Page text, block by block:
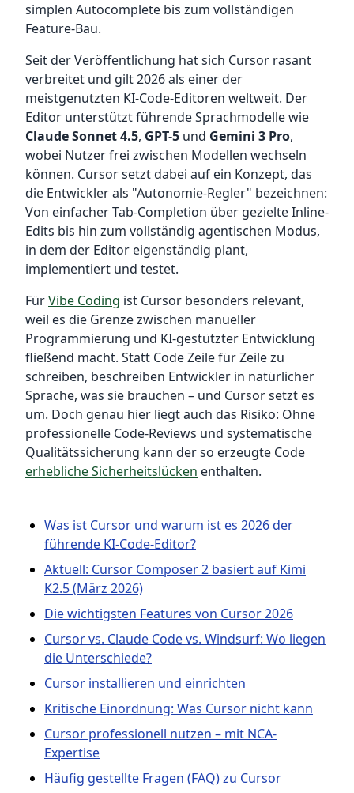
simplen Autocomplete bis zum vollständigen
Feature-Bau.
Seit der Veröffentlichung hat sich Cursor rasant
verbreitet und gilt 2026 als einer der
meistgenutzten KI-Code-Editoren weltweit. Der
Editor unterstützt führende Sprachmodelle wie
Claude Sonnet 4.5, GPT-5 und Gemini 3 Pro,
wobei Nutzer frei zwischen Modellen wechseln
können. Cursor setzt dabei auf ein Konzept, das
die Entwickler als "Autonomie-Regler" bezeichnen:
Von einfacher Tab-Completion über gezielte Inline-
Edits bis hin zum vollständig agentischen Modus,
in dem der Editor eigenständig plant,
implementiert und testet.
FürVibe Coding ist Cursor besonders relevant,
weil es die Grenze zwischen manueller
Programmierung und KI-gestützter Entwicklung
fließend macht. Statt Code Zeile für Zeile zu
schreiben, beschreiben Entwickler in natürlicher
Sprache, was sie brauchen – und Cursor setzt es
um. Doch genau hier liegt auch das Risiko: Ohne
professionelle Code-Reviews und systematische
Qualitätssicherung kann der so erzeugte Code
erhebliche Sicherheitslücken enthalten.
Was ist Cursor und warum ist es 2026 der
führende KI-Code-Editor?
Aktuell: Cursor Composer 2 basiert auf Kimi
K2.5 (März 2026)
Die wichtigsten Features von Cursor 2026
Cursor vs. Claude Code vs. Windsurf: Wo liegen
die Unterschiede?
Cursor installieren und einrichten
Kritische Einordnung: Was Cursor nicht kann
Cursor professionell nutzen – mit NCA-
Expertise
Häufig gestellte Fragen (FAQ) zu Cursor